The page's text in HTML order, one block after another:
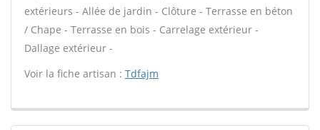
extérieurs - Allée de jardin - Clôture - Terrasse en béton
/ Chape - Terrasse en bois - Carrelage extérieur -
Dallage extérieur -
Voir la fiche artisan : Tdfajm